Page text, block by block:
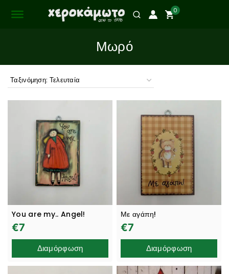
0
Μωρό
You are my.. Angel!
€7
Διαμόρφωση
Με αγάπη!
€7
Διαμόρφωση